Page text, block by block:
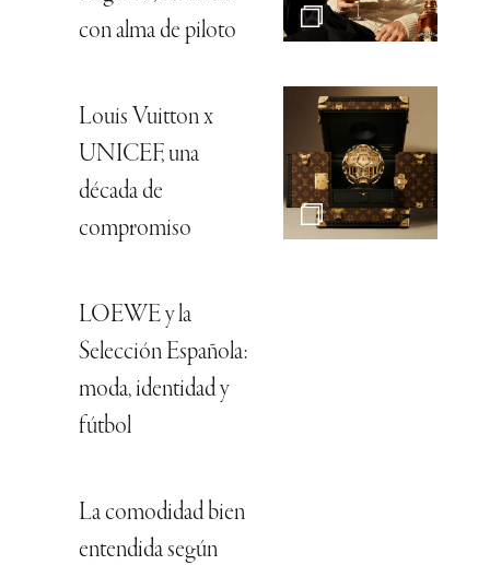
con alma de piloto
Louis Vuitton x
UNICEF, una
década de
compromiso
LOEWE y la
Selección Española:
moda, identidad y
fútbol
La comodidad bien
entendida según